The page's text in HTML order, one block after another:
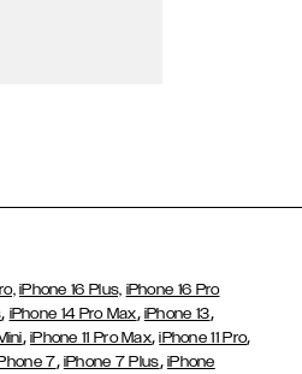
iPhone 16 Plus, iPhone 16 Pro
, iPhone 14 Pro Max, iPhone 13,
, iPhone 11 Pro Max,iPhone 11 Pro,
7, iPhone 7 Plus, iPhone